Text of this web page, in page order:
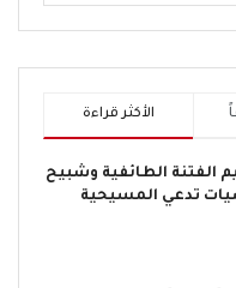
الأكثر قراءة
الفتنة الطائفية وشبيح
تدعي المسيحية